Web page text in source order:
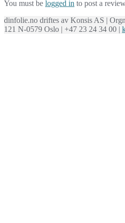
You must be logged in to post a
dinfolie.no driftes av Konsis AS |
121 N-0579 Oslo | +47 23 24 34 00 |